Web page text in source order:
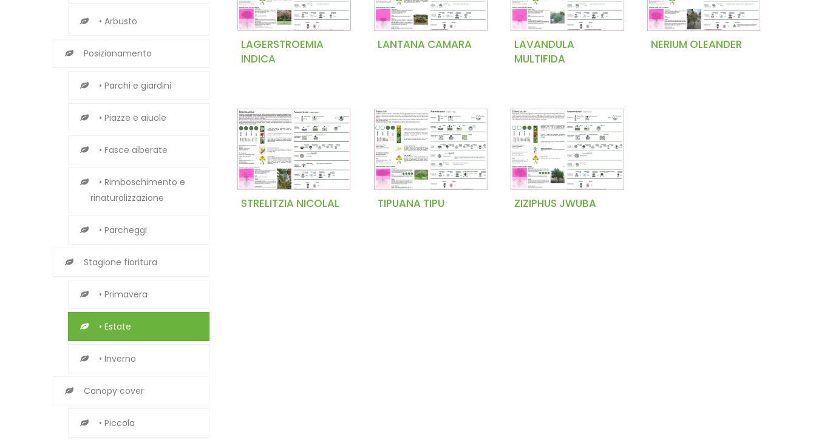
LAGERSTROEMIA
INDICA
LANTANA CAMARA
LAVANDULA
MULTIFIDA
NERIUM OLEANDER
STRELITZIA NICOLAL TIPUANA TIPU ZIZIPHUS JWUBA
• Arbusto
Posizionamento
• Parchi e giardini
• Piazze e aiuole
• Fasce alberate
• Rimboschimento e
rinaturalizzazione
• Parcheggi
Stagione fioritura
• Primavera
• Estate
• Inverno
Canopy cover
• Piccola